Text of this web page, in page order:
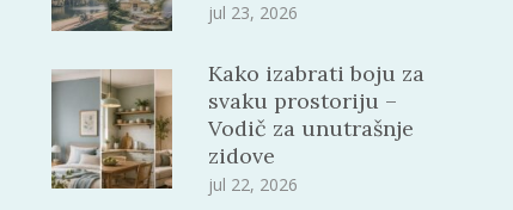
jul 23, 2026
Kako izabrati boju za
svaku prostoriju –
Vodič za unutrašnje
zidove
jul 22, 2026